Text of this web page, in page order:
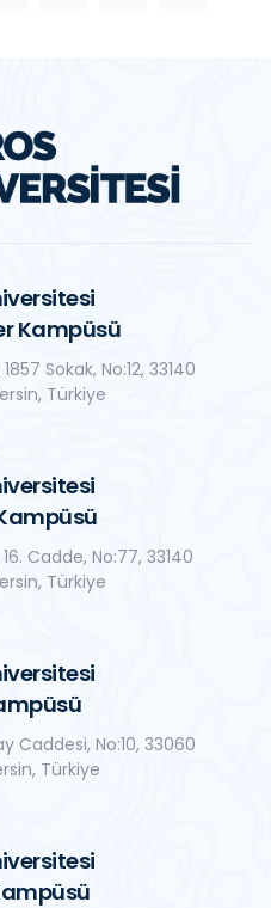
Kampüsü
Sokak, No:12, 33140
Türkiye
Cadde, No:77, 33140
Türkiye
Caddesi, No:10, 33060
Türkiye